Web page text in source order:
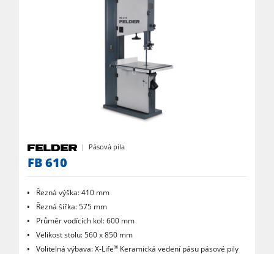
Pásová pila
FB 610
Řezná výška: 410 mm
Řezná šířka: 575 mm
Průměr vodících kol: 600 mm
Velikost stolu: 560 x 850 mm
Volitelná výbava: X-Life® Keramická vedení pásu pásové pily